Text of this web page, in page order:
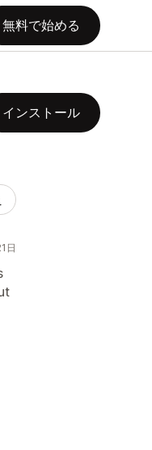
無料で始める
インストール
日